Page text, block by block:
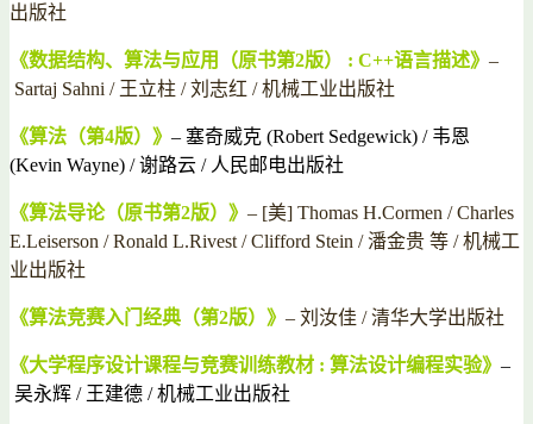
出版社
《数据结构、算法与应用（原书第2版） : C++语言描述》 –
Sartaj Sahni / 王立柱 / 刘志红 / 机械工业出版社
《算法（第4版）》 – 塞奇威克 (Robert Sedgewick) / 韦恩
(Kevin Wayne) / 谢路云 / 人民邮电出版社
《算法导论（原书第2版）》 – [美] Thomas H.Cormen / Charles
E.Leiserson / Ronald L.Rivest / Clifford Stein / 潘金贵 等 / 机械工
业出版社
《算法竞赛入门经典（第2版）》 – 刘汝佳 / 清华大学出版社
《大学程序设计课程与竞赛训练教材 : 算法设计编程实验》 –
吴永辉 / 王建德 / 机械工业出版社